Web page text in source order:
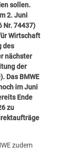
sollen.
2. Juni
Nr. 74437)
Wirtschaft
des
nächster
der
Das BMWE
im Juni
Ende
zu
zudem